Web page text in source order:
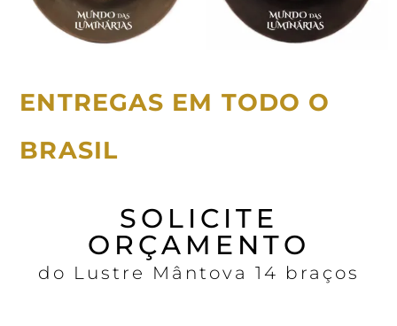
ENTREGAS EM TODO O
BRASIL
SOLICITE
ORÇAMENTO
do Lustre Mântova 14 braços